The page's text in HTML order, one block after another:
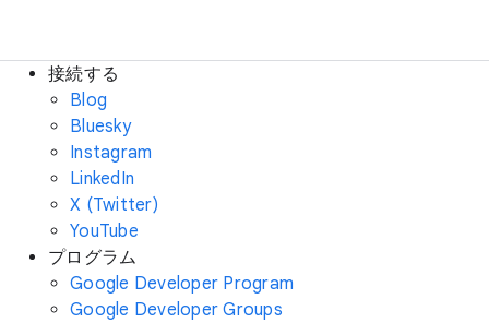
接続する
Blog
Bluesky
Instagram
LinkedIn
X (Twitter)
YouTube
プログラム
Google Developer Program
Google Developer Groups